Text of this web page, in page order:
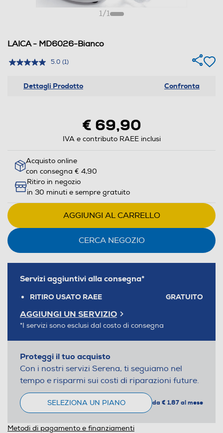
1/1
LAICA - MD6026-Bianco
5.0 (1)
Dettagli Prodotto Confronta
€ 69,90
IVA e contributo RAEE inclusi
Acquisto online
con consegna € 4,90
Ritiro in negozio
in 30 minuti e sempre gratuito
AGGIUNGI AL CARRELLO
CERCA NEGOZIO
Servizi aggiuntivi alla consegna*
RITIRO USATO RAEE GRATUITO
AGGIUNGI UN SERVIZIO
*I servizi sono esclusi dal costo di consegna
Proteggi il tuo acquisto
Con i nostri servizi Serena, ti seguiamo nel
tempo e risparmi sui costi di riparazioni future.
SELEZIONA UN PIANO da € 1,87 al mese
Metodi di pagamento e finanziamenti